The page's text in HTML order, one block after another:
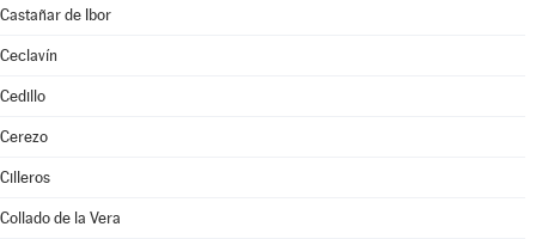
Castañar de Ibor
Ceclavín
Cedillo
Cerezo
Cilleros
Collado de la Vera